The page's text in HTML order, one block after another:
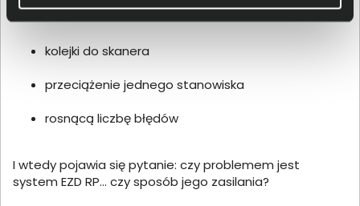
kolejki do skanera
przeciążenie jednego stanowiska
rosnącą liczbę błędów
I wtedy pojawia się pytanie: czy problemem jest
system EZD RP… czy sposób jego zasilania?